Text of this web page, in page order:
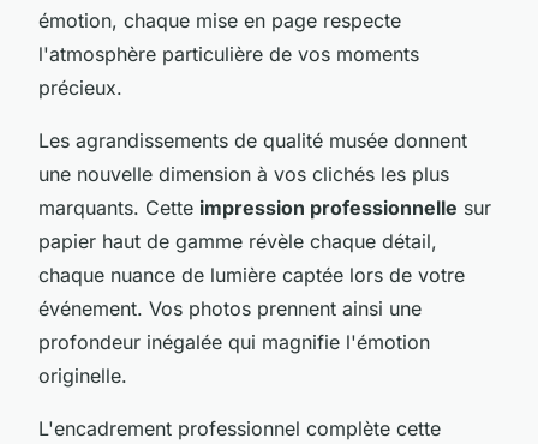
émotion, chaque mise en page respecte
l'atmosphère particulière de vos moments
précieux.
Les agrandissements de qualité musée donnent
une nouvelle dimension à vos clichés les plus
marquants. Cette impression professionnelle sur
papier haut de gamme révèle chaque détail,
chaque nuance de lumière captée lors de votre
événement. Vos photos prennent ainsi une
profondeur inégalée qui magnifie l'émotion
originelle.
L'encadrement professionnel complète cette